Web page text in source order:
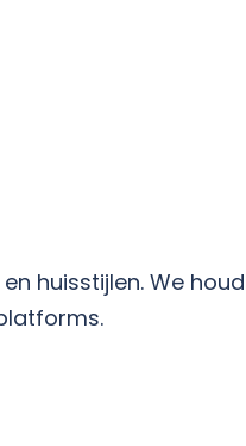
huisstijlen. We